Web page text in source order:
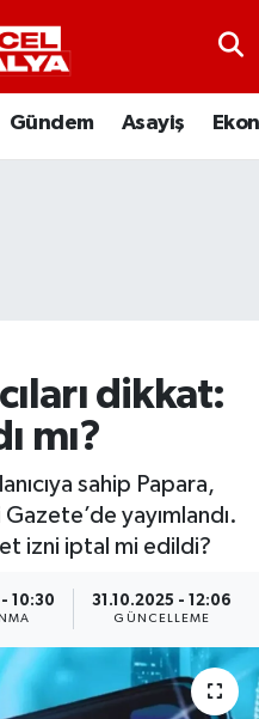
Gündem Asayiş
dikkat:
mı?
sahip Papara,
Gazete’de yayımlandı.
izni iptal mi edildi?
10:30 31.10.2025 - 12:06
GÜNCELLEME